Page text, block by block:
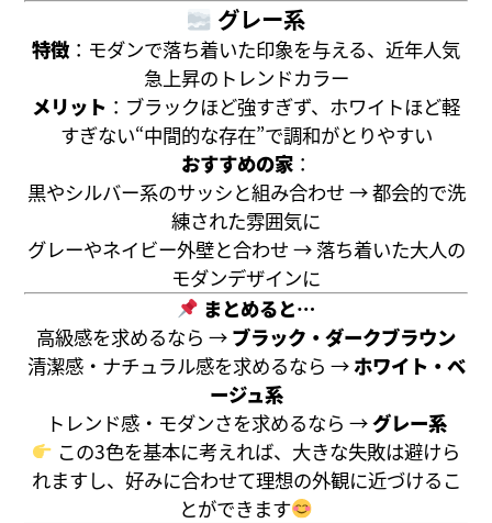
グレー系
特徴 ：モダンで落ち着いた印象を与える、近年人気
急上昇のトレンドカラー
メリット ：ブラックほど強すぎず、ホワイトほど軽
すぎない“中間的な存在”で調和がとりやすい
おすすめの家：
黒やシルバー系のサッシと組み合わせ → 都会的で洗
練された雰囲気に
グレーやネイビー外壁と合わせ → 落ち着いた大人の
モダンデザインに
まとめると…
高級感を求めるなら → ブラック・ダークブラウン
清潔感・ナチュラル感を求めるなら →ホワイト・ベ
ージュ系
トレンド感・モダンさを求めるなら →グレー系
この3色を基本に考えれば、大きな失敗は避けら
れますし、好みに合わせて理想の外観に近づけるこ
とができます